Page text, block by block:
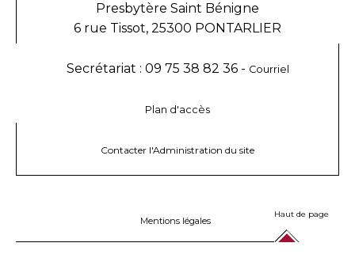
Presbytère Saint Bénigne
6 rue Tissot, 25300 PONTARLIER
Secrétariat : 09 75 38 82 36 - Courriel
Plan d'accès
Contacter l'Administration du site
Mentions légales
Haut de page